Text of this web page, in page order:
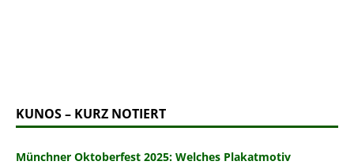
KUNOS – KURZ NOTIERT
Münchner Oktoberfest 2025: Welches Plakatmotiv